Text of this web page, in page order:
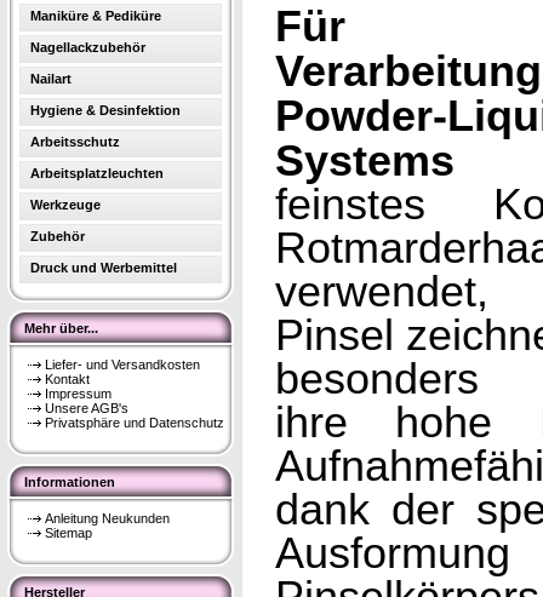
Maniküre & Pediküre
Nagellackzubehör
Nailart
Hygiene & Desinfektion
Arbeitsschutz
Arbeitsplatzleuchten
Werkzeuge
Zubehör
Druck und Werbemittel
Mehr über...
Liefer- und Versandkosten
Kontakt
Impressum
Unsere AGB's
Privatsphäre und Datenschutz
Informationen
Anleitung Neukunden
Sitemap
Hersteller
Für
Powder-
Systems
feinstes
Pinsel
besonders
ihre hohe
dank der